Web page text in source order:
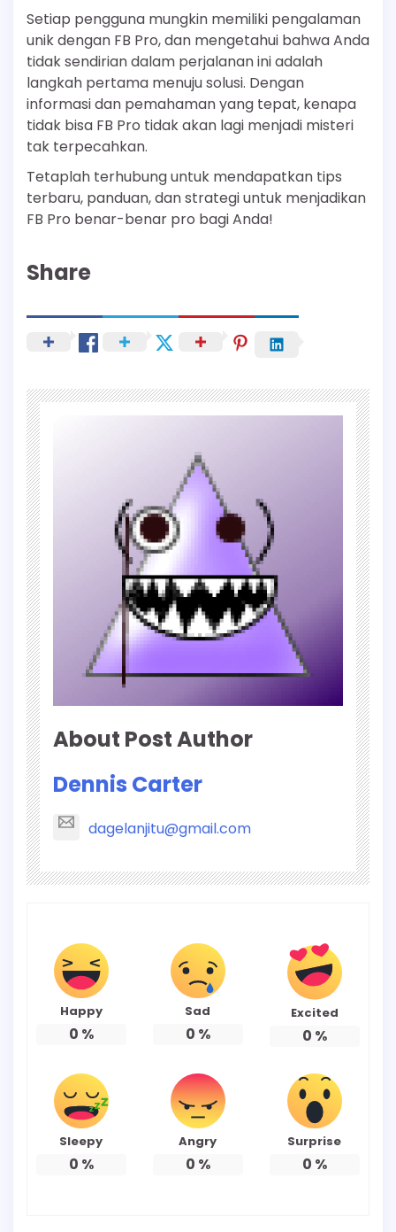
Setiap pengguna mungkin memiliki pengalaman
unik dengan FB Pro, dan mengetahui bahwa Anda
tidak sendirian dalam perjalanan ini adalah
langkah pertama menuju solusi. Dengan
informasi dan pemahaman yang tepat, kenapa
tidak bisa FB Pro tidak akan lagi menjadi misteri
tak terpecahkan.
Tetaplah terhubung untuk mendapatkan tips
terbaru, panduan, dan strategi untuk menjadikan
FB Pro benar-benar pro bagi Anda!
Share
About Post Author
Dennis Carter
dagelanjitu@gmail.com
Happy
0 %
Sad
0 %
Excited
0 %
Sleepy
0 %
Angry
0 %
Surprise
0 %